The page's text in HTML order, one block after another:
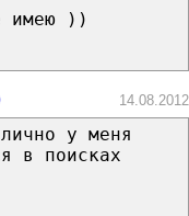
имею ))
14.08.2012
у меня
в поисках